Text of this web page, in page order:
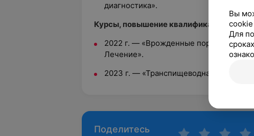
диагностика».
Курсы, повышение квалификации,
2022 г. — «Врожденные пороки сердца
Лечение».
2023 г. — «Транспищеводная
Поделитесь
Вы
cookie
Для